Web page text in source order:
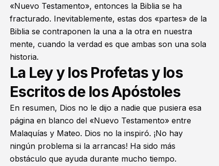
«Nuevo Testamento», entonces la Biblia se ha
fracturado. Inevitablemente, estas dos «partes» de la
Biblia se contraponen la una a la otra en nuestra
mente, cuando la verdad es que ambas son una sola
historia.
La Ley y los Profetas y los
Escritos de los Apóstoles
En resumen, Dios no le dijo a nadie que pusiera esa
página en blanco del «Nuevo Testamento» entre
Malaquías y Mateo. Dios no la inspiró. ¡No hay
ningún problema si la arrancas! Ha sido más
obstáculo que ayuda durante mucho tiempo.